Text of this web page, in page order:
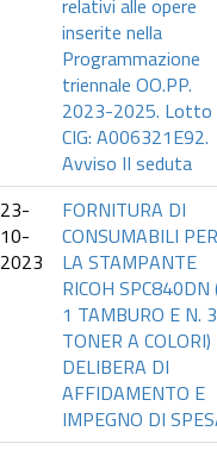
relativi alle opere
inserite nella
Programmazione
triennale OO.PP.
2023-2025. Lotto
CIG: A006321E92.
Avviso II seduta
23-
10-
2023
FORNITURA DI
CONSUMABILI PER
LA STAMPANTE
RICOH SPC840DN
1 TAMBURO E N. 3
TONER A
DELIBERA DI
AFFIDAMENTO E
IMPEGNO DI